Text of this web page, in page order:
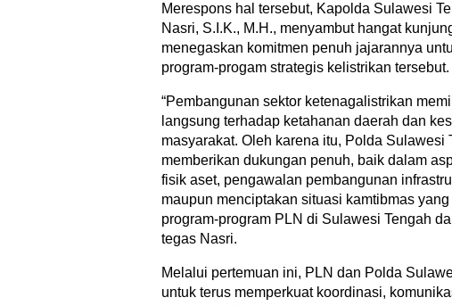
Merespons hal tersebut, Kapolda Sulawesi
Nasri, S.I.K., M.H., menyambut hangat
menegaskan komitmen penuh jajarannya
program-progam strategis kelistrikan tersebut.
“Pembangunan sektor ketenagalistrikan
langsung terhadap ketahanan daerah dan
masyarakat. Oleh karena itu, Polda Sulawesi
memberikan dukungan penuh, baik dalam
fisik aset, pengawalan pembangunan
maupun menciptakan situasi kamtibmas
program-program PLN di Sulawesi Tengah
tegas Nasri.
Melalui pertemuan ini, PLN dan Polda
untuk terus memperkuat koordinasi,